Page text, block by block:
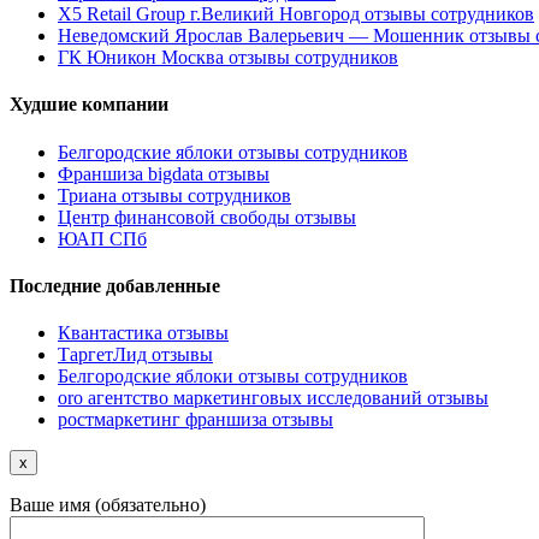
X5 Retail Group г.Великий Новгород отзывы сотрудников
Неведомский Ярослав Валерьевич — Мошенник отзывы
ГК Юникон Москва отзывы сотрудников
Худшие компании
Белгородские яблоки отзывы сотрудников
Франшиза bigdata отзывы
Триана отзывы сотрудников
Центр финансовой свободы отзывы
ЮАП СПб
Последние добавленные
Квантастика отзывы
ТаргетЛид отзывы
Белгородские яблоки отзывы сотрудников
oro агентство маркетинговых исследований отзывы
ростмаркетинг франшиза отзывы
x
Ваше имя (обязательно)